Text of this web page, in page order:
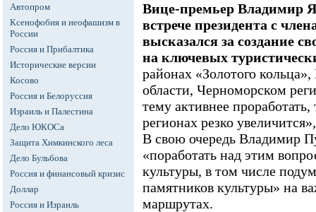
Автопром
Ксенофобия и неофашизм в
России
Россия и Прибалтика
Исторические версии
Косово
Россия и Белоруссия
Израиль и Палестина
Дело ЮКОСа
Защита Химкинского леса
Дело Бульбова
Россия и финансовый кризис
Доллар
Россия и Израиль
Вице-премьер Владимир
встрече президента с
высказался за создание
на ключевых
районах «Золотого
области, Черноморском
тему активнее проработать,
регионах резко
В свою очередь Владимир
«поработать над этим
культуры, в том числе
памятников культуры» на
маршрутах.